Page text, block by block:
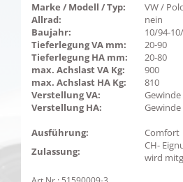
Marke / Modell / Typ:
VW /
Allrad:
nein
Baujahr:
10/94-
Tieferlegung VA mm:
20-90
Tieferlegung HA mm:
20-80
max. Achslast VA Kg:
900
max. Achslast HA Kg:
810
Verstellung VA:
Gewinde
Verstellung HA:
Gewinde
Ausführung:
Comfort
Zulassung:
CH-
wird